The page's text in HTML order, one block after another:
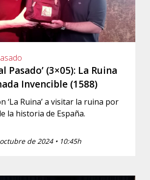
Pasado’ (3×05): La Ruina
Invencible (1588)
‘La Ruina’ a visitar la ruina por
la historia de España.
de 2024 • 10:45h